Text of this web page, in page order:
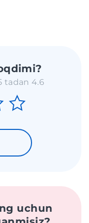
tadan 4.6
uchun